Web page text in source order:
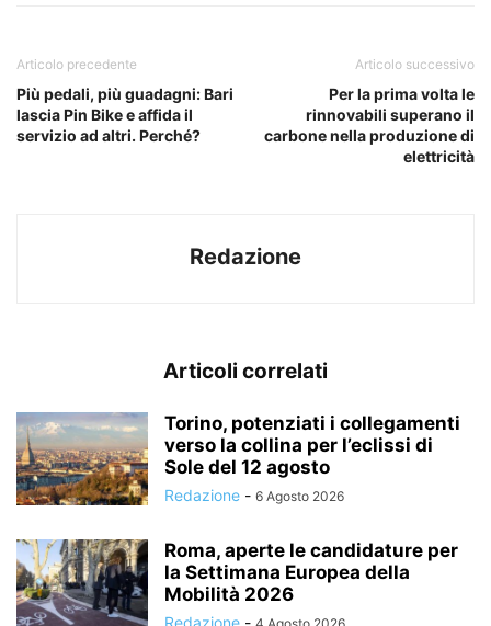
Articolo precedente
Più pedali, più guadagni: Bari
lascia Pin Bike e affida il
servizio ad altri. Perché?
Articolo successivo
Per la prima volta le
rinnovabili superano il
carbone nella produzione di
elettricità
Redazione
Articoli correlati
Torino, potenziati i collegamenti
verso la collina per l’eclissi di
Sole del 12 agosto
Redazione - 6 Agosto 2026
Roma, aperte le candidature per
la Settimana Europea della
Mobilità 2026
Redazione -